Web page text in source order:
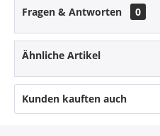
Fragen & Antworten 0
Ähnliche Artikel
Kunden kauften auch